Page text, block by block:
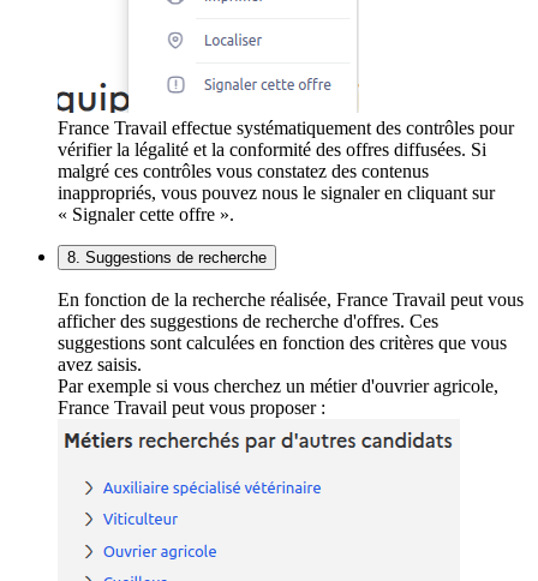
France Travail effectue systématiquement des contrôles pour
vérifier la légalité et la conformité des offres diffusées. Si
malgré ces contrôles vous constatez des contenus
inappropriés, vous pouvez nous le signaler en cliquant sur
« Signaler cette offre ».
8. Suggestions de recherche
En fonction de la recherche réalisée, France Travail peut vous
afficher des suggestions de recherche d'offres. Ces
suggestions sont calculées en fonction des critères que vous
avez saisis.
Par exemple si vous cherchez un métier d'ouvrier agricole,
France Travail peut vous proposer :